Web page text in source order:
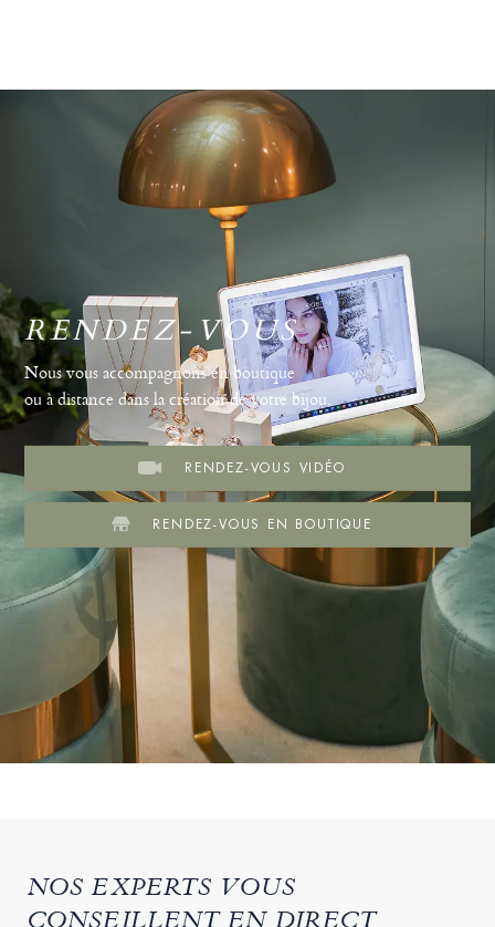
RENDEZ-VOUS
Nous vous accompagnons en boutique
ou à distance dans la création de votre bijou.
RENDEZ-VOUS VIDÉO
RENDEZ-VOUS EN BOUTIQUE
NOS EXPERTS VOUS